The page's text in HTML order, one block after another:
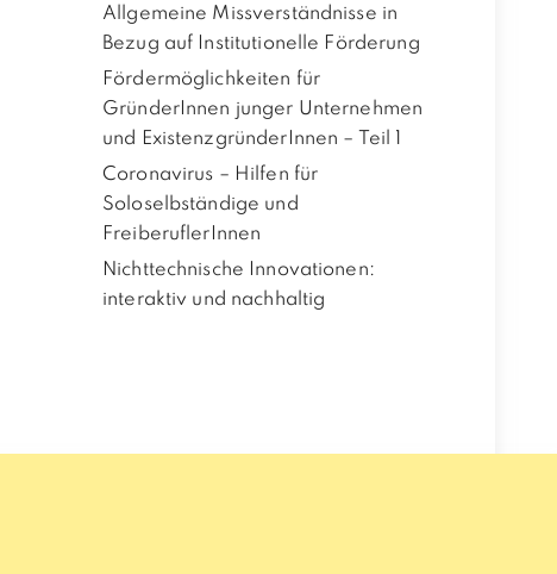
Allgemeine Missverständnisse in
Bezug auf Institutionelle Förderung
Fördermöglichkeiten für
GründerInnen junger Unternehmen
und ExistenzgründerInnen – Teil 1
Coronavirus – Hilfen für
Soloselbständige und
FreiberuflerInnen
Nichttechnische Innovationen:
interaktiv und nachhaltig